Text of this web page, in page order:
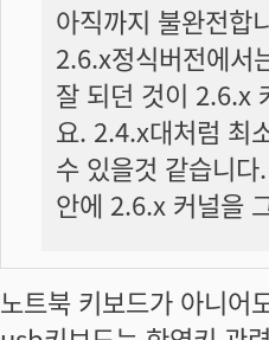
아직까지 불완전합
2.6.x정식버전에서
잘 되던 것이 2.6.x
요. 2.4.x대처럼 최
수 있을것 같습니
안에 2.6.x 커널을
노트북 키보드가 아니어